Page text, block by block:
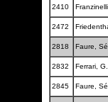
2410
2472
2818 Faure,
2832 Ferrari, G.
2845 Faure,